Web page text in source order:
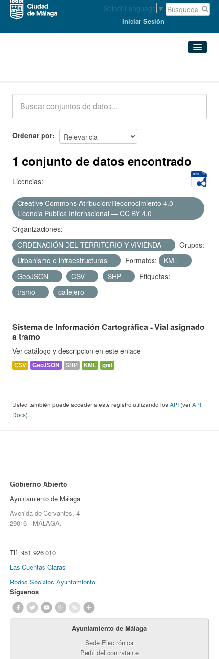
Select Language ▼
Iniciar Sesión
Acerca de
Ordenar por
1 conjunto de datos encontrado
Licencias:
Creative Commons Atribución/Reconocimiento 4.0
Licencia Pública Internacional — CC BY 4.0
Organizaciones:
ORDENACIÓN DEL TERRITORIO Y VIVIENDA
Grupos:
Urbanismo e infraestructuras
Formatos:
KML
GeoJSON
CSV SHP
Etiquetas:
tramo
callejero
Sistema de Información Cartográfica - Vial asignado
a tramo
Ver catálogo y descripción en este enlace
CSV GeoJSON SHP KML gml
Usted también puede acceder a este registro utilizando losAPI (verAPI
Docs).
Gobierno Abierto
Ayuntamiento de Málaga
Avenida de Cervantes, 4
29016 - MÁLAGA.
Tlf: 951 926 010
Las Cuentas Claras
Redes Sociales Ayuntamiento
Síguenos
Ayuntamiento de Málaga
Sede Electrónica
Perfil del contratante